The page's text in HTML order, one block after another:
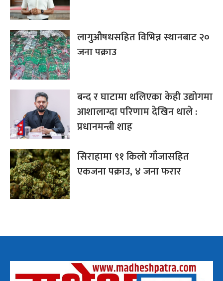
लागुऔषधसहित विभिन्न स्थानबाट २०
जना पक्राउ
बन्द र घाटामा थलिएका केही उद्योगमा
आशालाग्दा परिणाम देखिन थाले :
प्रधानमन्त्री शाह
सिराहामा ९१ किलो गाँजासहित
एकजना पक्राउ, ४ जना फरार